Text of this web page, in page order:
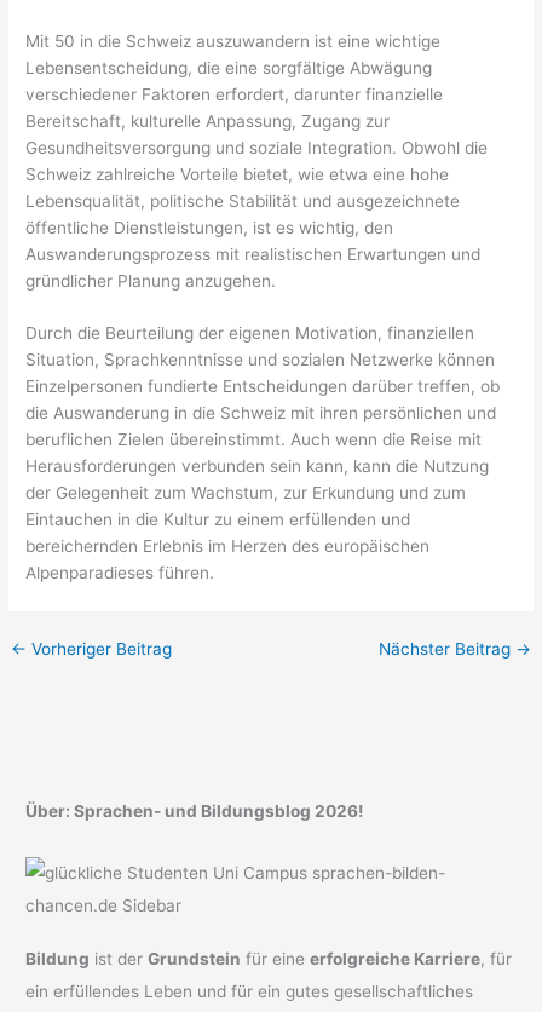
Mit 50 in die Schweiz auszuwandern ist eine wichtige
Lebensentscheidung, die eine sorgfältige Abwägung
verschiedener Faktoren erfordert, darunter finanzielle
Bereitschaft, kulturelle Anpassung, Zugang zur
Gesundheitsversorgung und soziale Integration. Obwohl die
Schweiz zahlreiche Vorteile bietet, wie etwa eine hohe
Lebensqualität, politische Stabilität und ausgezeichnete
öffentliche Dienstleistungen, ist es wichtig, den
Auswanderungsprozess mit realistischen Erwartungen und
gründlicher Planung anzugehen.
Durch die Beurteilung der eigenen Motivation, finanziellen
Situation, Sprachkenntnisse und sozialen Netzwerke können
Einzelpersonen fundierte Entscheidungen darüber treffen, ob
die Auswanderung in die Schweiz mit ihren persönlichen und
beruflichen Zielen übereinstimmt. Auch wenn die Reise mit
Herausforderungen verbunden sein kann, kann die Nutzung
der Gelegenheit zum Wachstum, zur Erkundung und zum
Eintauchen in die Kultur zu einem erfüllenden und
bereichernden Erlebnis im Herzen des europäischen
Alpenparadieses führen.
← Vorheriger Beitrag Nächster Beitrag →
Über: Sprachen- und Bildungsblog 2026!
Bildung ist derGrundstein für eineerfolgreiche Karriere, für
ein erfüllendes Leben und für ein gutes gesellschaftliches